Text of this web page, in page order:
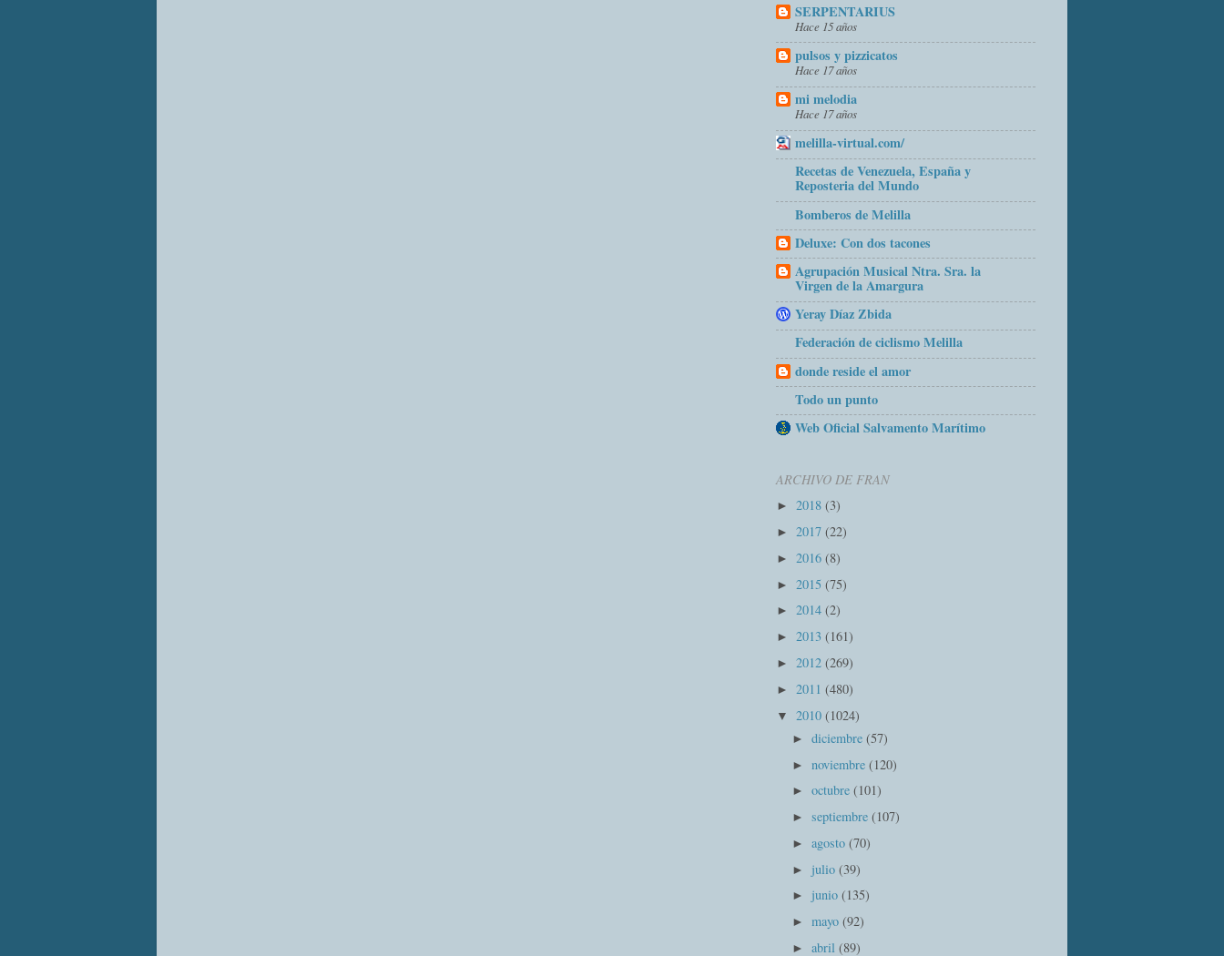
SERPENTARIUS
Hace 15 años
pulsos y pizzicatos
Hace 17 años
mi melodia
Hace 17 años
melilla-virtual.com/
Recetas de Venezuela, España y
Reposteria del Mundo
Bomberos de Melilla
Deluxe: Con dos tacones
Agrupación Musical Ntra. Sra. la
Virgen de la Amargura
Yeray Díaz Zbida
Federación de ciclismo Melilla
donde reside el amor
Todo un punto
Web Oficial Salvamento Marítimo
ARCHIVO DE FRAN
► 2018 (3)
► 2017 (22)
► 2016 (8)
► 2015 (75)
► 2014 (2)
► 2013 (161)
► 2012 (269)
► 2011 (480)
▼ 2010 (1024)
►diciembre(57)
►noviembre(120)
►octubre(101)
►septiembre(107)
►agosto(70)
► julio(39)
► junio(135)
►mayo(92)
►abril(89)